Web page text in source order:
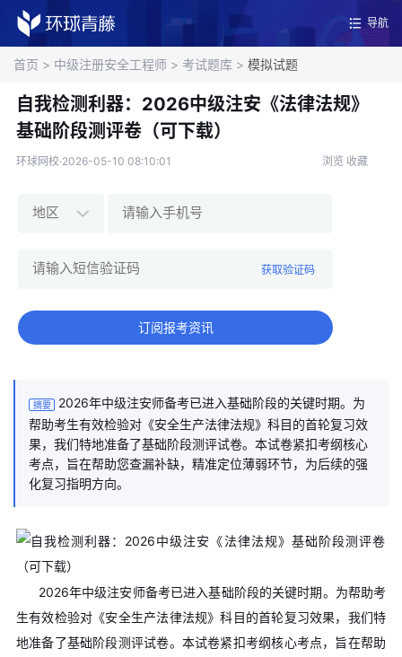
导航
首页 > 中级注册安全工程师 > 考试题库 > 模拟试题
自我检测利器：2026中级注安《法律法规》
基础阶段测评卷（可下载）
环球网校·2026-05-10 08:10:01 浏览 收藏
获取验证码
订阅报考资讯
摘要
2026年中级注安师备考已进入基础阶段的关键时期。为
帮助考生有效检验对《安全生产法律法规》科目的首轮复习效
果，我们特地准备了基础阶段测评试卷。本试卷紧扣考纲核心
考点，旨在帮助您查漏补缺，精准定位薄弱环节，为后续的强
化复习指明方向。
2026年中级注安师备考已进入基础阶段的关键时期。为帮助考
生有效检验对《安全生产法律法规》科目的首轮复习效果，我们特
地准备了基础阶段测评试卷。本试卷紧扣考纲核心考点，旨在帮助